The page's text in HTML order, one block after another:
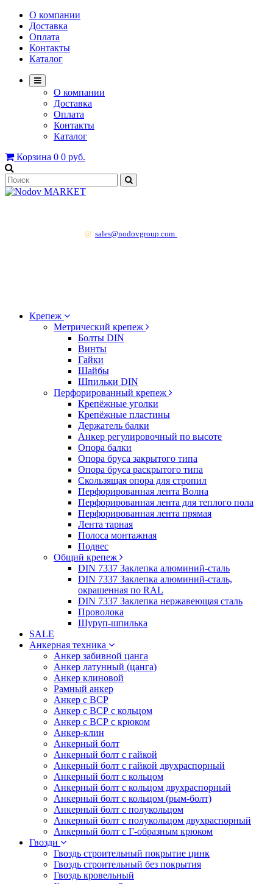
О компании
Доставка
Оплата
Контакты
Каталог
О компании
Доставка
Оплата
Контакты
Каталог
Корзина 0 0 руб.
@ sales@nodovgroup.com
Крепеж
Метрический крепеж
Болты DIN
Винты
Гайки
Шайбы
Шпильки DIN
Перфорированный крепеж
Крепёжные уголки
Крепёжные пластины
Держатель балки
Анкер регулировочный по высоте
Опора балки
Опора бруса закрытого типа
Опора бруса раскрытого типа
Скользящая опора для стропил
Перфорированная лента Волна
Перфорированная лента для теплого пола
Перфорированная лента прямая
Лента тарная
Полоса монтажная
Подвес
Общий крепеж
DIN 7337 Заклепка алюминий-сталь
DIN 7337 Заклепка алюминий-сталь,
окрашенная по RAL
DIN 7337 Заклепка нержавеющая сталь
Проволока
Шуруп-шпилька
SALE
Анкерная техника
Анкер забивной цанга
Анкер латунный (цанга)
Анкер клиновой
Рамный анкер
Анкер с ВСР
Анкер с ВСР с кольцом
Анкер с ВСР с крюком
Анкер-клин
Анкерный болт
Анкерный болт с гайкой
Анкерный болт с гайкой двухраспорный
Анкерный болт с кольцом
Анкерный болт с кольцом двухраспорный
Анкерный болт с кольцом (рым-болт)
Анкерный болт с полукольцом
Анкерный болт с полукольцом двухраспорный
Анкерный болт с Г-образным крюком
Гвозди
Гвоздь строительный покрытие цинк
Гвоздь строительный без покрытия
Гвоздь кровельный